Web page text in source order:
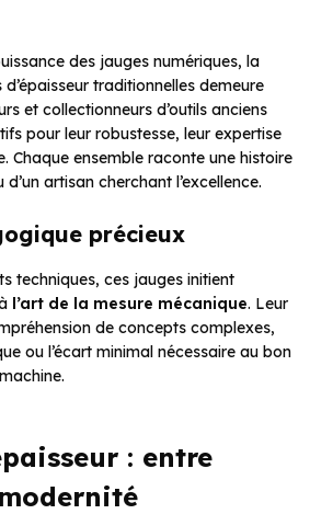
des jauges numériques, la
traditionnelles demeure
et collectionneurs d’outils anciens
pour leur robustesse, leur expertise
Chaque ensemble raconte une histoire
d’un artisan cherchant l’excellence.
précieux
techniques, ces jauges initient
l’art de la mesure mécanique. Leur
de concepts complexes,
ou l’écart minimal nécessaire au bon
: entre